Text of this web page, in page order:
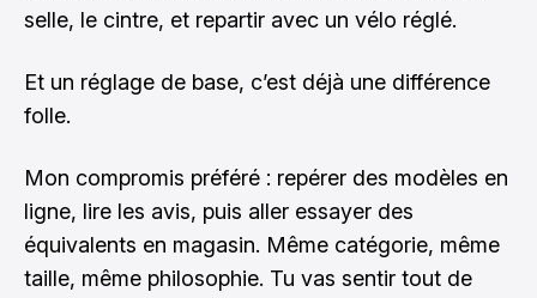
selle, le cintre, et repartir avec un vélo réglé.
Et un réglage de base, c’est déjà une différence
folle.
Mon compromis préféré : repérer des modèles en
ligne, lire les avis, puis aller essayer des
équivalents en magasin. Même catégorie, même
taille, même philosophie. Tu vas sentir tout de